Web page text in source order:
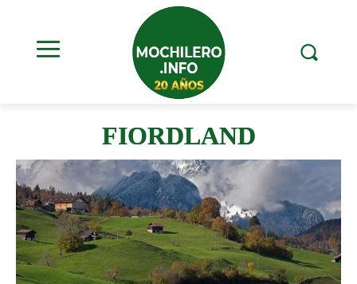
FIORDLAND